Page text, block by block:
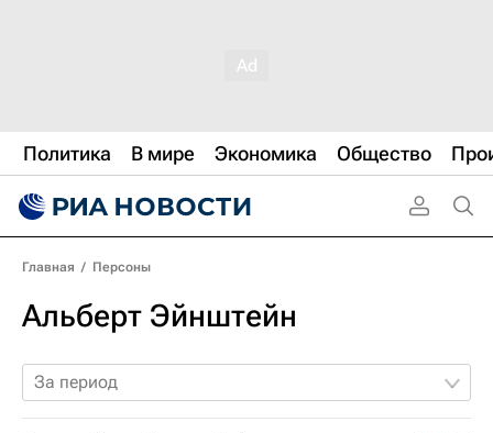
Политика В мире Экономика Общество
Главная / Персоны
Альберт Эйнштейн
За период